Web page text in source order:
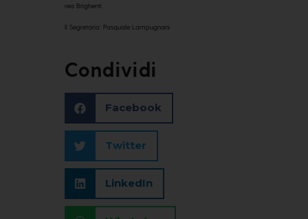
rea Brighenti
Il Segretario: Pasquale Lampugnani
Condividi
Facebook
Twitter
LinkedIn